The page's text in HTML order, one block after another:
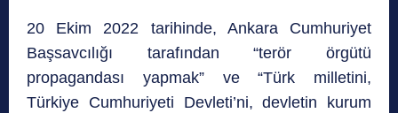
20 Ekim 2022 tarihinde, Ankara Cumhuriyet
Başsavcılığı tarafından “terör örgütü
propagandası yapmak” ve “Türk milletini,
Türkiye Cumhuriyeti Devleti’ni, devletin kurum